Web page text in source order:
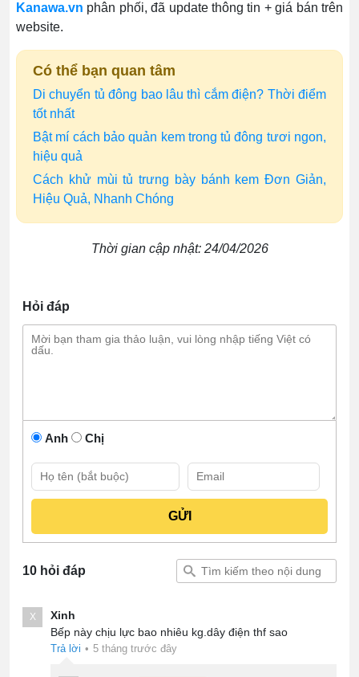
Kanawa.vn phân phối, đã update thông tin + giá bán trên
website.
Có thể bạn quan tâm
Di chuyển tủ đông bao lâu thì cắm điện? Thời điểm
tốt nhất
Bật mí cách bảo quản kem trong tủ đông tươi ngon,
hiệu quả
Cách khử mùi tủ trưng bày bánh kem Đơn Giản,
Hiệu Quả, Nhanh Chóng
Thời gian cập nhật: 24/04/2026
Hỏi đáp
Anh Chị
10 hỏi đáp
X
Xinh
Bếp này chịu lực bao nhiêu kg.dây điện thf sao
Trả lời • 5 tháng trước đây